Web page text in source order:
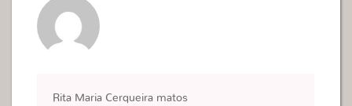
Rita Maria Cerqueira matos